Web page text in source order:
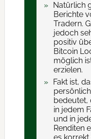
Natürlich
Berichte
Tradern.
jedoch
positiv
Bitcoin
möglich
erzielen.
Fakt ist,
bedeutet,
in jedem
und in
Renditen